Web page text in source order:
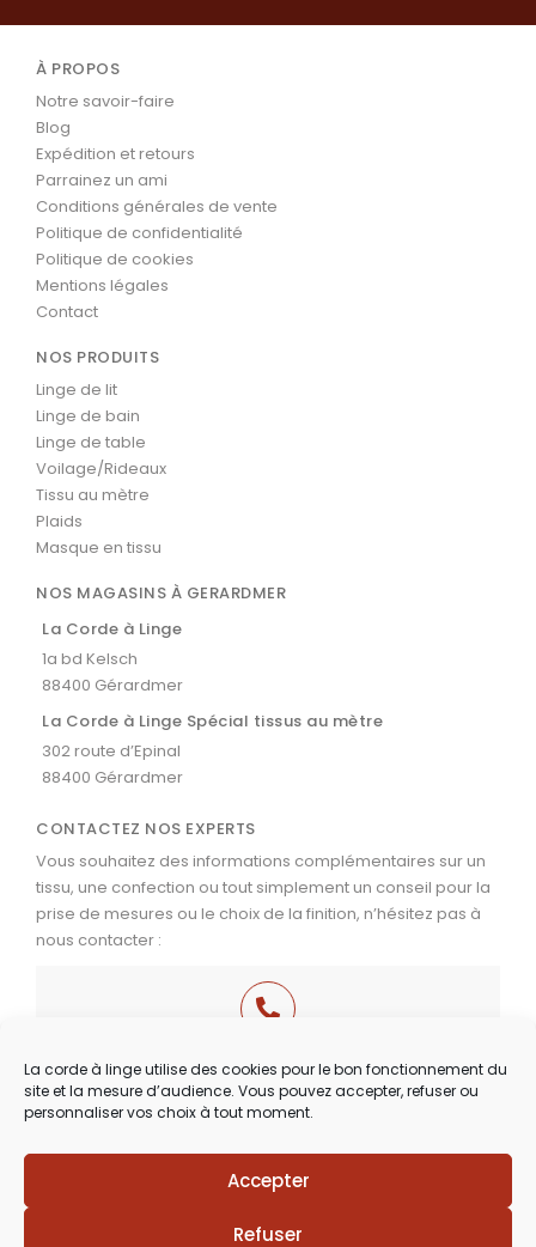
La corde à linge utilise des cookies pour le bon fonctionnement du
site et la mesure d’audience. Vous pouvez accepter, refuser ou
personnaliser vos choix à tout moment.
Accepter
Refuser
À PROPOS
Notre savoir-faire
Blog
Expédition et retours
Parrainez un ami
Conditions générales de vente
Politique de confidentialité
Politique de cookies
Mentions légales
Contact
NOS PRODUITS
Linge de lit
Linge de bain
Linge de table
Voilage/Rideaux
Tissu au mètre
Plaids
Masque en tissu
NOS MAGASINS À GERARDMER
La Corde à Linge
1a bd Kelsch
88400 Gérardmer
La Corde à Linge Spécial tissus au mètre
302 route d’Epinal
88400 Gérardmer
CONTACTEZ NOS EXPERTS
Vous souhaitez des informations complémentaires sur un
tissu, une confection ou tout simplement un conseil pour la
prise de mesures ou le choix de la finition, n’hésitez pas à
nous contacter :
03 29 60 49 17
Du Mardi au Samedi